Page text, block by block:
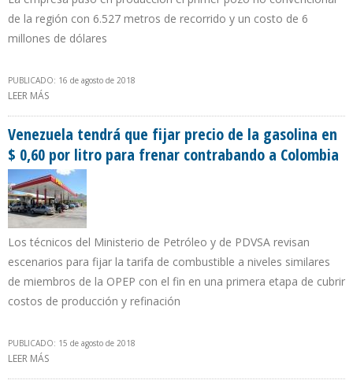
de la región con 6.527 metros de recorrido y un costo de 6
millones de dólares
PUBLICADO: 16 de agosto de 2018
LEER MÁS
Venezuela tendrá que fijar precio de la gasolina en
$ 0,60 por litro para frenar contrabando a Colombia
Los técnicos del Ministerio de Petróleo y de PDVSA revisan
escenarios para fijar la tarifa de combustible a niveles similares
de miembros de la OPEP con el fin en una primera etapa de cubrir
costos de producción y refinación
PUBLICADO: 15 de agosto de 2018
LEER MÁS